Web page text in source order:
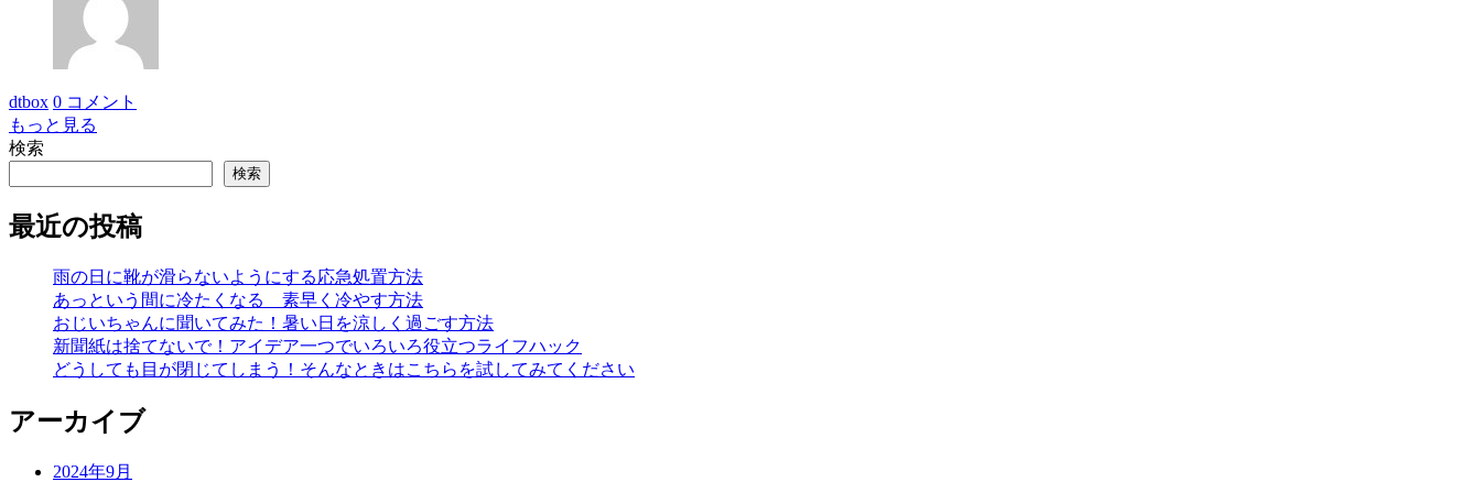
dtbox 0 コメント
もっと見る
検索
検索
最近の投稿
雨の日に靴が滑らないようにする応急処置方法
あっという間に冷たくなる 素早く冷やす方法
おじいちゃんに聞いてみた！暑い日を涼しく過ごす方法
新聞紙は捨てないで！アイデア一つでいろいろ役立つライフハック
どうしても目が閉じてしまう！そんなときはこちらを試してみてください
アーカイブ
2024年9月